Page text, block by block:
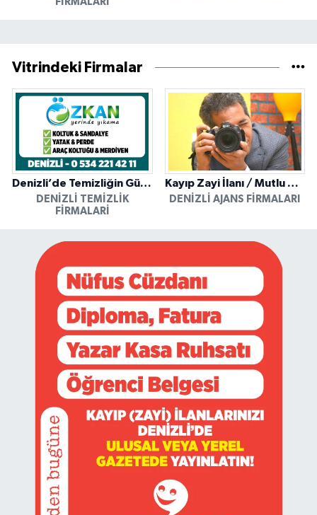
Vitrindeki Firmalar
Denizli’de Temizliğin Güvenilir Adresi: Özkan Yerinde Yıkama
DENIZLI TEMIZLIK
FIRMALARI
Kayıp Zayi İlanı / Mutlu Ajans / Denizli
DENIZLI AJANS FIRMALARI